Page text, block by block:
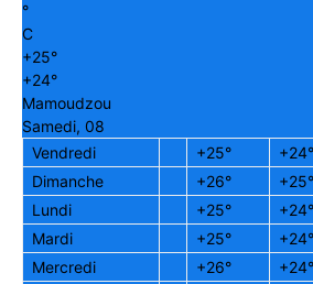
°
C
+25°
+24°
Mamoudzou
Samedi, 08
Vendredi
+25° +24°
Dimanche
+26° +25°
Lundi
+25° +24°
Mardi
+25° +24°
Mercredi
+26° +24°